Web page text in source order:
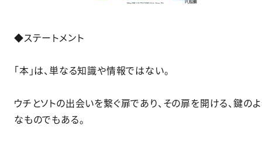
◆ステートメント​
「本」は、単なる知識や情報ではない。​
ウチとソトの出会いを繋ぐ扉であり、その扉を開ける、鍵の
なものでもある。​